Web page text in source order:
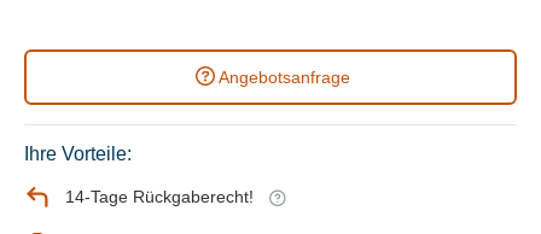
Angebotsanfrage
Ihre Vorteile:
14-Tage Rückgaberecht!